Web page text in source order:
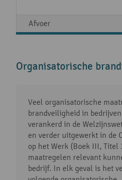
Afvoer
Organisatorische
Veel organisatorische
brandveiligheid in
verankerd in de
en verder uitgewerkt in de
op het Werk (Boek III, Titel
maatregelen relevant
bedrijf. In elk geval is het